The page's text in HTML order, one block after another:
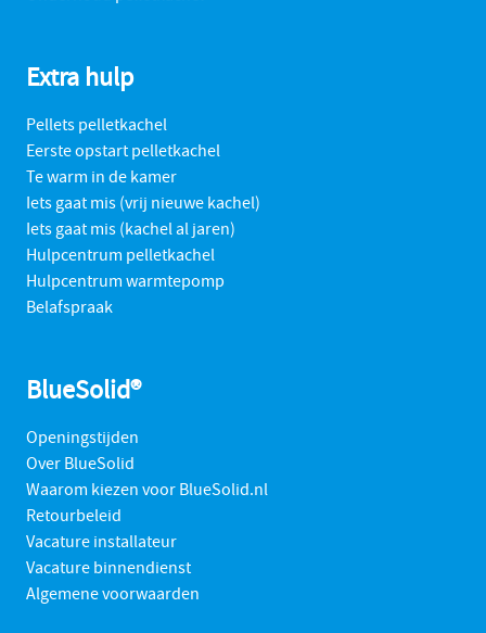
Extra hulp
Pellets pelletkachel
Eerste opstart pelletkachel
Te warm in de kamer
Iets gaat mis (vrij nieuwe kachel)
Iets gaat mis (kachel al jaren)
Hulpcentrum pelletkachel
Hulpcentrum warmtepomp
Belafspraak
BlueSolid®
Openingstijden
Over BlueSolid
Waarom kiezen voor BlueSolid.nl
Retourbeleid
Vacature installateur
Vacature binnendienst
Algemene voorwaarden